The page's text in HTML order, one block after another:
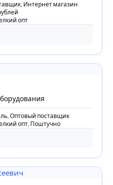
Интернет магазин
опт
Оптовый поставщик
опт, Поштучно